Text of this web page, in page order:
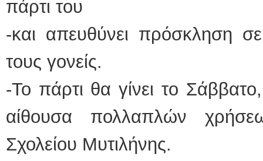
πάρτι του
-και απευθύνει πρόσκληση
τους γονείς.
-Το πάρτι θα γίνει το
αίθουσα πολλαπλών
Σχολείου Μυτιλήνης.